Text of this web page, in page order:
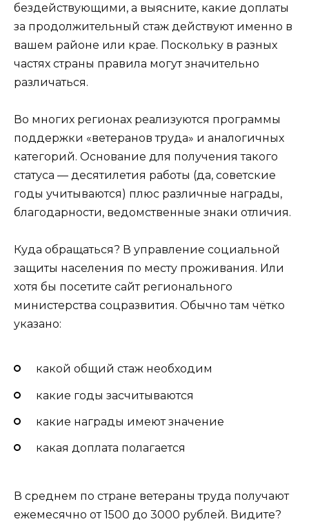
бездействующими, а выясните, какие доплаты
за продолжительный стаж действуют именно в
вашем районе или крае. Поскольку в разных
частях страны правила могут значительно
различаться.
Во многих регионах реализуются программы
поддержки «ветеранов труда» и аналогичных
категорий. Основание для получения такого
статуса — десятилетия работы (да, советские
годы учитываются) плюс различные награды,
благодарности, ведомственные знаки отличия.
Куда обращаться? В управление социальной
защиты населения по месту проживания. Или
хотя бы посетите сайт регионального
министерства соцразвития. Обычно там чётко
указано:
какой общий стаж необходим
какие годы засчитываются
какие награды имеют значение
какая доплата полагается
В среднем по стране ветераны труда получают
ежемесячно от 1500 до 3000 рублей. Видите?